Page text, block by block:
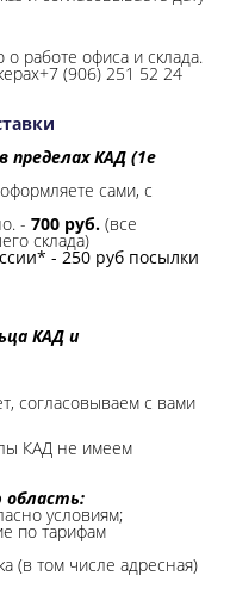
работе офиса и склада.
(906) 251 52 24
пределах КАД (1е
сами, с
- 700 руб. (все
склада)
- 250 руб посылки
КАД и
согласовываем с вами
КАД не имеем
область:
условиям;
по тарифам
(в том числе адресная)